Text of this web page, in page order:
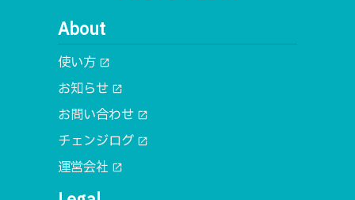
About
使い方 open_in_new
お知らせ open_in_new
お問い合わせ open_in_new
チェンジログ open_in_new
運営会社 open_in_new